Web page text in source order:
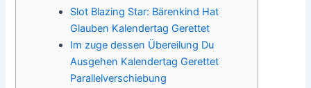
Slot Blazing Star: Bärenkind Hat
Glauben Kalendertag Gerettet
Im zuge dessen Übereilung Du
Ausgehen Kalendertag Gerettet
Parallelverschiebung